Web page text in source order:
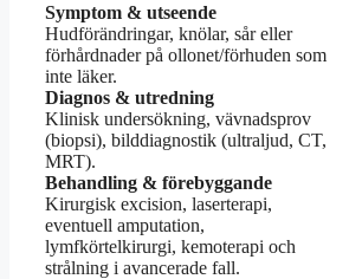
Symptom & utseende
Hudförändringar, knölar, sår eller
förhårdnader på ollonet/förhuden som
inte läker.
Diagnos & utredning
Klinisk undersökning, vävnadsprov
(biopsi), bilddiagnostik (ultraljud, CT,
MRT).
Behandling & förebyggande
Kirurgisk excision, laserterapi,
eventuell amputation,
lymfkörtelkirurgi, kemoterapi och
strålning i avancerade fall.